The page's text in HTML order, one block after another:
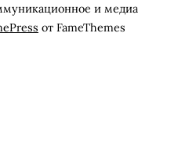
и медиа
от FameThemes